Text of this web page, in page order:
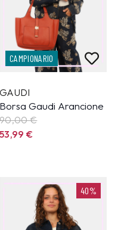
CAMPIONARIO
GAUDI
Borsa Gaudi Arancione
90,00 €
53,99€
40%